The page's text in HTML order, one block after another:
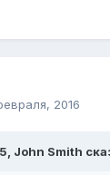
2016
John Smith